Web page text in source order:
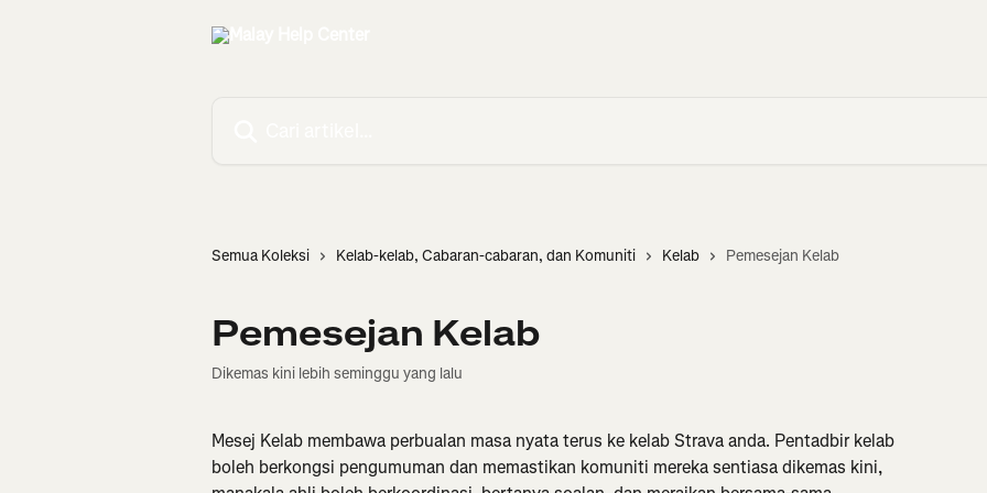
Semua Koleksi Kelab-kelab, Cabaran-cabaran, dan Komuniti Kelab Pemesejan Kelab
Pemesejan Kelab
Dikemas kini lebih seminggu yang lalu
Mesej Kelab membawa perbualan masa nyata terus ke kelab Strava anda. Pentadbir kelab
boleh berkongsi pengumuman dan memastikan komuniti mereka sentiasa dikemas kini,